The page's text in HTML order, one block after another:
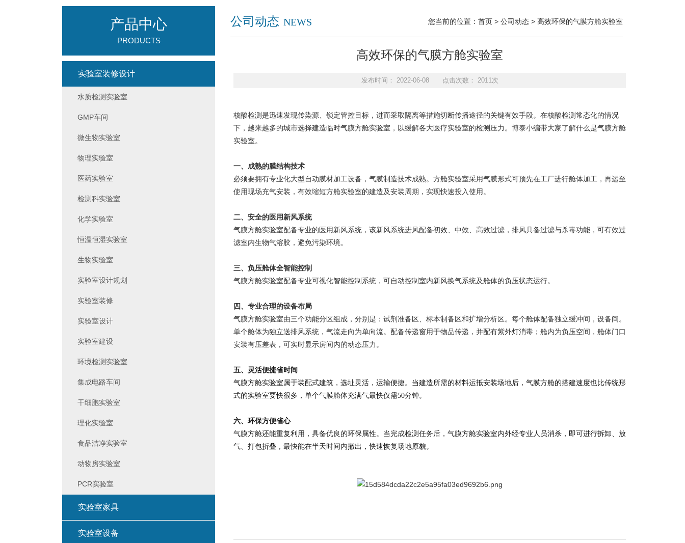
公司动态 NEWS 您当前的位置： 首页 > 公司动态 > 高效环保的气膜方舱实验室
高效环保的气膜方舱实验室
发布时间： 2022-06-08 点击次数： 2011次
核酸检测是迅速发现传染源、锁定管控目标，进而采取隔离等措施切断传播途径的关键有效手段。在核酸检测常态化的情况
下，越来越多的城市选择建造临时气膜方舱实验室，以缓解各大医疗实验室的检测压力。 博泰小编带大家了解什么是气膜方舱
实验室。
一、成熟的膜结构技术
必须要拥有专业化大型自动膜材加工设备，气膜制造技术成熟。方舱实验室采用气膜形式可预先在工厂进行舱体加工，再运至
使用现场充气安装，有效缩短方舱实验室的建造及安装周期，实现快速投入使用。
二、安全的医用新风系统
气膜方舱实验室配备专业的医用新风系统，该新风系统进风配备初效、中效、高效过滤，排风具备过滤与杀毒功能，可有效过
滤室内生物气溶胶，避免污染环境。
三、负压舱体全智能控制
气膜方舱实验室配备专业可视化智能控制系统，可自动控制室内新风换气系统及舱体的负压状态运行。
四、专业合理的设备布局
气膜方舱实验室由三个功能分区组成，分别是：试剂准备区、标本制备区和扩增分析区。每个舱体配备独立缓冲间，设备间 。
单个舱体为独立送排风系统，气流走向为单向流。 配备传递窗用于物品传递，并配有紫外灯消毒；舱内为负压空间，舱体门口
安装有压差表，可实时显示房间内的动态压力。
五、灵活便捷省时间
气膜方舱实验室属于装配式建筑，选址灵活，运输便捷。当建造所需的材料运抵安装场地后，气膜方舱的搭建速度也比传统形
式的实验室要快很多，单个气膜舱体充满气最快仅需50分钟。
六、环保方便省心
气膜方舱还能重复利用，具备优良的环保属性。当完成检测任务后，气膜方舱实验室内外经专业人员消杀，即可进行拆卸、放
气、打包折叠，最快能在半天时间内撤出，快速恢复场地原貌。
产品中心
PRODUCTS
实验室装修设计
水质检测实验室
GMP车间
微生物实验室
物理实验室
医药实验室
检测科实验室
化学实验室
恒温恒湿实验室
生物实验室
实验室设计规划
实验室装修
实验室设计
实验室建设
环境检测实验室
集成电路车间
干细胞实验室
理化实验室
食品洁净实验室
动物房实验室
PCR实验室
实验室家具
实验室设备